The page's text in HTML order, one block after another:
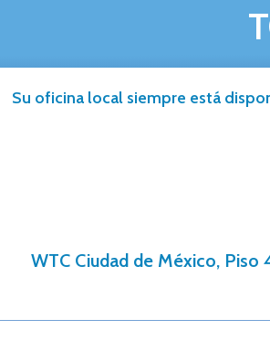
Su oficina local siempre está
WTC Ciudad de México, Piso